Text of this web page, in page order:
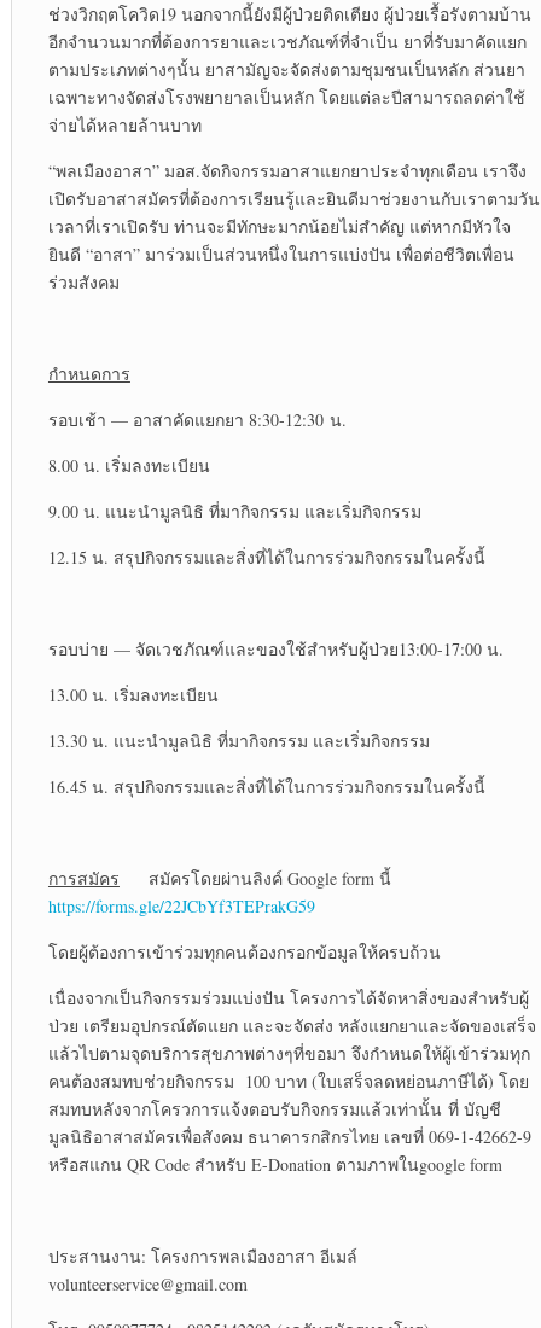
ช่วงวิกฤตโควิด19 นอกจากนี้ยังมีผู้ป่วยติดเตียง ผู้ป่วยเรื้อรังตามบ้าน
อีกจำนวนมากที่ต้องการยาและเวชภัณฑ์ที่จำเป็น ยาที่รับมาคัดแยก
ตามประเภทต่างๆนั้น ยาสามัญจะจัดส่งตามชุมชนเป็นหลัก ส่วนยา
เฉพาะทางจัดส่งโรงพยายาลเป็นหลัก โดยแต่ละปีสามารถลดค่าใช้
จ่ายได้หลายล้านบาท
“พลเมืองอาสา” มอส.จัดกิจกรรมอาสาแยกยาประจำทุกเดือน เราจึง
เปิดรับอาสาสมัครที่ต้องการเรียนรู้และยินดีมาช่วยงานกับเราตามวัน
เวลาที่เราเปิดรับ ท่านจะมีทักษะมากน้อยไม่สำคัญ แต่หากมีหัวใจ
ยินดี “อาสา” มาร่วมเป็นส่วนหนึ่งในการแบ่งปัน เพื่อต่อชีวิตเพื่อน
ร่วมสังคม
กำหนดการ
รอบเช้า — อาสาคัดแยกยา 8:30-12:30 น.
8.00 น. เริ่มลงทะเบียน
9.00 น. แนะนำมูลนิธิ ที่มากิจกรรม และเริ่มกิจกรรม
12.15 น. สรุปกิจกรรมและสิ่งที่ได้ในการร่วมกิจกรรมในครั้งนี้
รอบบ่าย — จัดเวชภัณฑ์และของใช้สำหรับผู้ป่วย13:00-17:00 น.
13.00 น. เริ่มลงทะเบียน
13.30 น. แนะนำมูลนิธิ ที่มากิจกรรม และเริ่มกิจกรรม
16.45 น. สรุปกิจกรรมและสิ่งที่ได้ในการร่วมกิจกรรมในครั้งนี้
การสมัคร สมัครโดยผ่านลิงค์ Google form นี้
https://forms.gle/22JCbYf3TEPrakG59
โดยผู้ต้องการเข้าร่วมทุกคนต้องกรอกข้อมูลให้ครบถ้วน
เนื่องจากเป็นกิจกรรมร่วมแบ่งปัน โครงการได้จัดหาสิ่งของสำหรับผู้
ป่วย เตรียมอุปกรณ์ตัดแยก และจะจัดส่ง หลังแยกยาและจัดของเสร็จ
แล้วไปตามจุดบริการสุขภาพต่างๆที่ขอมา จึงกำหนดให้ผู้เข้าร่วมทุก
คนต้องสมทบช่วยกิจกรรม 100 บาท (ใบเสร็จลดหย่อนภาษีได้) โดย
สมทบหลังจากโครวการแจ้งตอบรับกิจกรรมแล้วเท่านั้น ที่ บัญชี
มูลนิธิอาสาสมัครเพื่อสังคม ธนาคารกสิกรไทย เลขที่ 069-1-42662-9
หรือสแกน QR Code สำหรับ E-Donation ตามภาพในgoogle form
ประสานงาน: โครงการพลเมืองอาสา อีเมล์
volunteerservice@gmail.com